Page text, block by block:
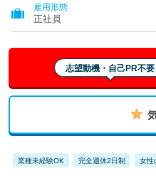
雇用形態
正社員
志望動機・自己PR不要
業種未経験OK 完全週休2日制 女性